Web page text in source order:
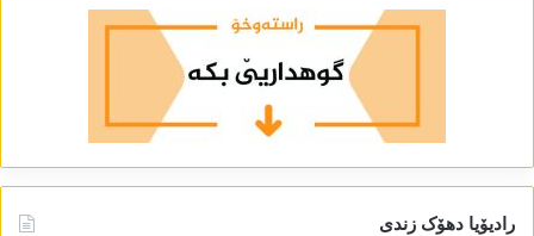
رادیۆیا دھۆک زندی